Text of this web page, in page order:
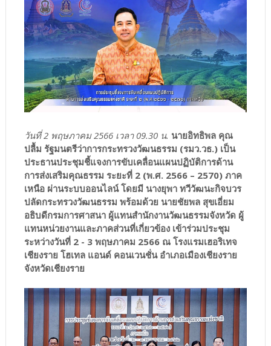
วันที่ 2 พฤษภาคม 2566 เวลา 09.30 น. นายอิทธิพล คุณ
ปลื้ม รัฐมนตรีว่าการกระทรวงวัฒนธรรม (รมว.วธ.) เป็น
ประธานประชุมชี้แจงการขับเคลื่อนแผนปฏิบัติการด้าน
การส่งเสริมคุณธรรม ระยะที่ 2 (พ.ศ. 2566 – 2570) ภาค
เหนือ ผ่านระบบออนไลน์ โดยมี นางยุพา ทวีวัฒนะกิจบวร
ปลัดกระทรวงวัฒนธรรม พร้อมด้วย นายชัยพล สุขเอี่ยม
อธิบดีกรมการศาสนา ผู้แทนสำนักงานวัฒนธรรมจังหวัด ผู้
แทนหน่วยงานและภาคส่วนที่เกี่ยวข้อง เข้าร่วมประชุม
ระหว่างวันที่ 2 - 3 พฤษภาคม 2566 ณ โรงแรมเฮอริเทจ
เชียงราย โฮเทล แอนด์ คอนเวนชั่น อำเภอเมืองเชียงราย
จังหวัดเชียงราย